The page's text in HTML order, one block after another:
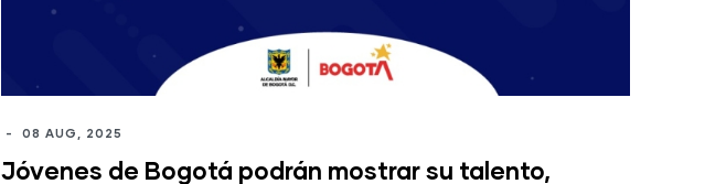
- 08 AUG, 2025
Jóvenes de Bogotá podrán mostrar su talento,